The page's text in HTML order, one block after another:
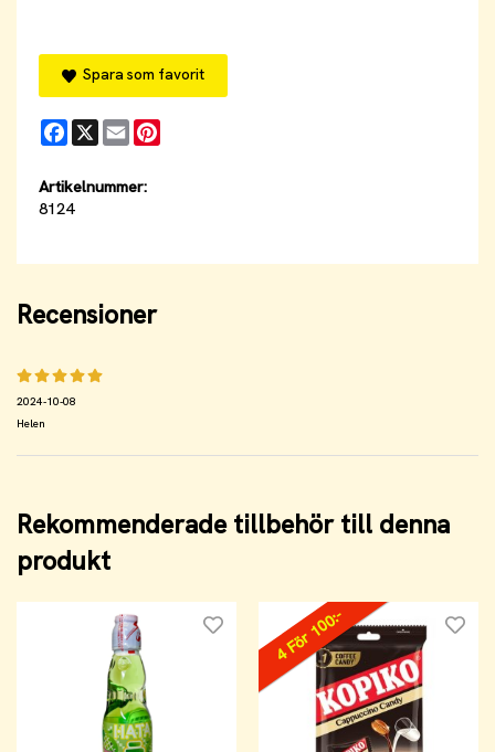
Spara som favorit
Facebook
X Email
Artikelnummer:
8124
Recensioner
2024-10-08
Helen
Rekommenderade tillbehör till denna
produkt
4 För 100:-